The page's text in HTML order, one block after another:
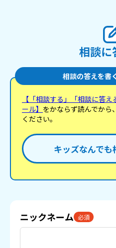
相談に
相談の答えを書
【「相談する」「相談に答
ール】 をかならず読んでから
ください。
キッズなんでも
ニックネーム 必須